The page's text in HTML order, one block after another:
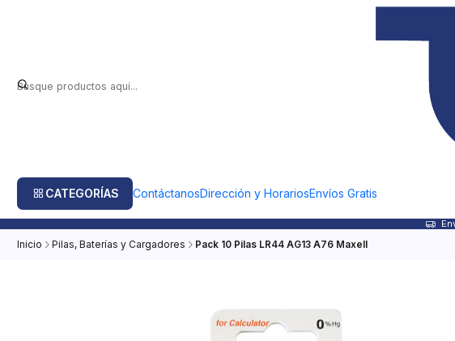
CATEGORÍAS ContáctanosDirección y HorariosEnvíos Gratis
Inicio Pilas, Baterías y Cargadores Pack 10 Pilas LR44 AG13 A76 Maxell